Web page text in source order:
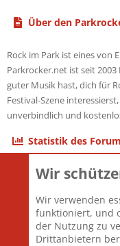
Über den
Rock im Park ist eines von
Parkrocker.net ist seit
guter Musik hast, dich für
Festival-Szene
unverbindlich und
Statistik des
Themen
Mitglieder
Neuestes Mitglied
Wir
Wir verwenden
funktioniert, und
der Nutzung zu
Drittanbietern